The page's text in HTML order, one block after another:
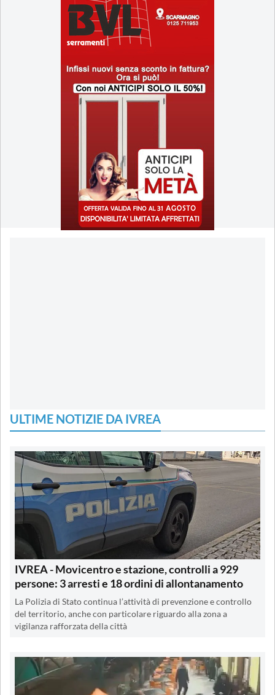
ULTIME NOTIZIE DA IVREA
IVREA - Movicentro e stazione, controlli a 929
persone: 3 arresti e 18 ordini di allontanamento
La Polizia di Stato continua l’attività di prevenzione e controllo
del territorio, anche con particolare riguardo alla zona a
vigilanza rafforzata della città